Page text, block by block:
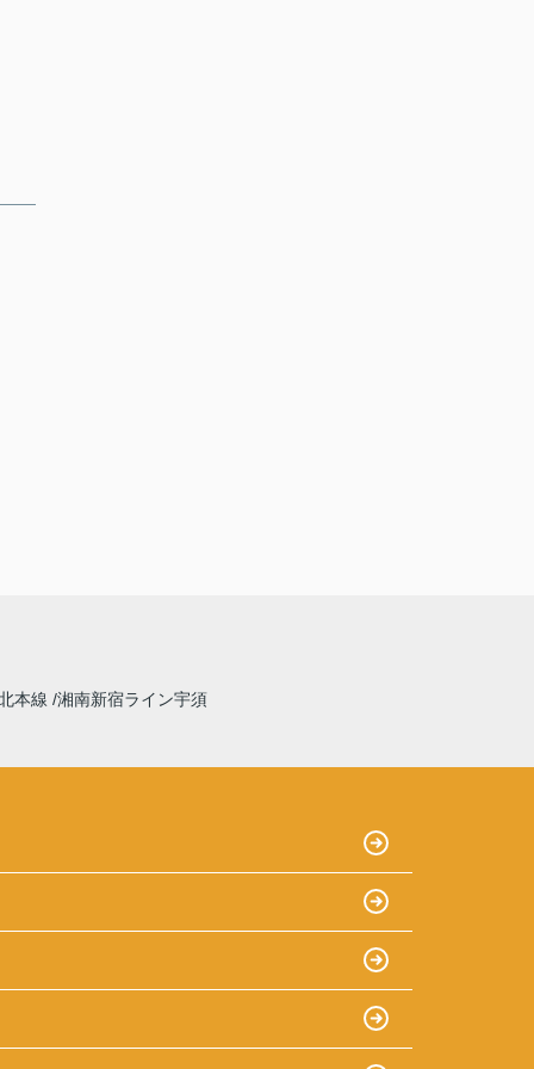
本線 湘南新宿ライン宇須